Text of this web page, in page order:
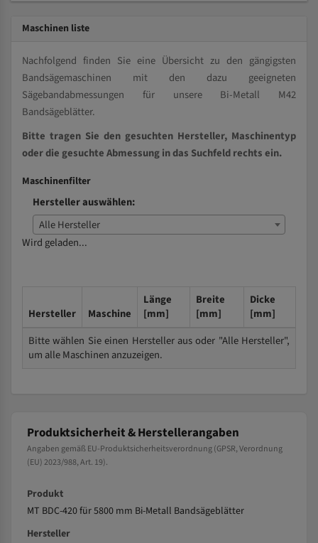
Maschinen liste
Nachfolgend finden Sie eine Übersicht zu den gängigsten
Bandsägemaschinen mit den dazu geeigneten
Sägebandabmessungen für unsere Bi-Metall M42
Bandsägeblätter.
Bitte tragen Sie den gesuchten Hersteller, Maschinentyp
oder die gesuchte Abmessung in das Suchfeld rechts ein.
Maschinenfilter
Hersteller auswählen:
Alle Hersteller
Wird geladen...
Hersteller Maschine
Länge
[mm]
Breite
[mm]
Dicke
[mm]
Bitte wählen Sie einen Hersteller aus oder "Alle Hersteller",
um alle Maschinen anzuzeigen.
Produktsicherheit & Herstellerangaben
Angaben gemäß EU-Produktsicherheitsverordnung (GPSR, Verordnung
(EU) 2023/988, Art. 19).
Produkt
MT BDC-420 für 5800 mm Bi-Metall Bandsägeblätter
Hersteller